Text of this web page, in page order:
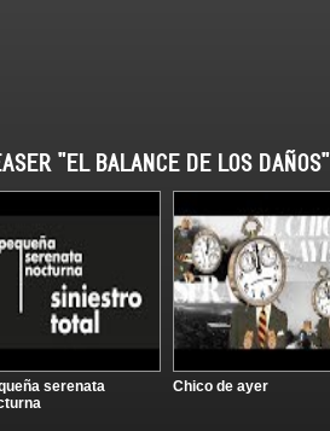
"EL BALANCE DE LOS DAÑOS"
serenata
Chico de ayer